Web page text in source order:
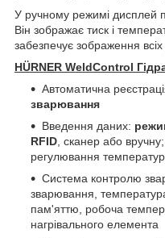
У ручному режимі дисплей
Він зображає тиск і
забезпечує зображення
HÜRNER WeldControl
Автоматична
зварювання
Введення даних:
RFID , сканер або вручну;
регулювання
Система контролю
зварювання,
пам'яттю, робоча
нагрівального елемента